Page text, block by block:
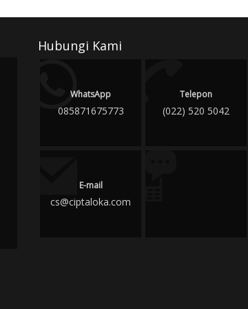
Hubungi Kami
WhatsApp
085871675773
Telepon
(022) 520 5042
E-mail
cs@ciptaloka.com